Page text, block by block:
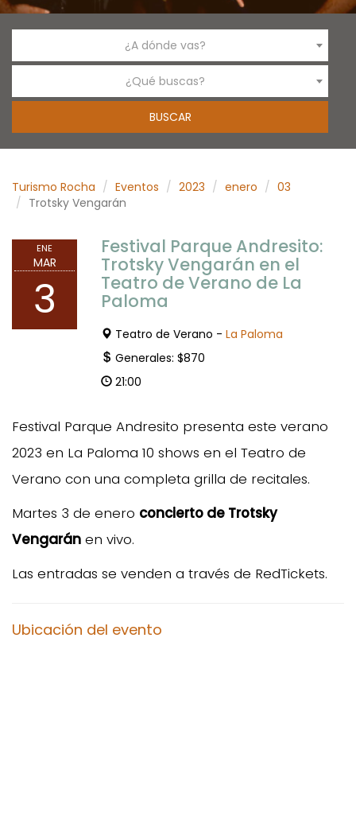
¿A dónde vas?
¿Qué buscas?
Turismo Rocha Eventos 2023 enero
03
Trotsky Vengarán
ENE
MAR
3
Festival Parque Andresito:
Trotsky Vengarán en el
Teatro de Verano de La
Paloma
Teatro de Verano - La Paloma
Generales: $870
21:00
Festival Parque Andresito presenta este verano
2023 en La Paloma 10 shows en el Teatro de
Verano con una completa grilla de recitales.
Martes 3 de enero concierto de Trotsky
Vengarán en vivo.
Las entradas se venden a través de RedTickets.
Ubicación del evento